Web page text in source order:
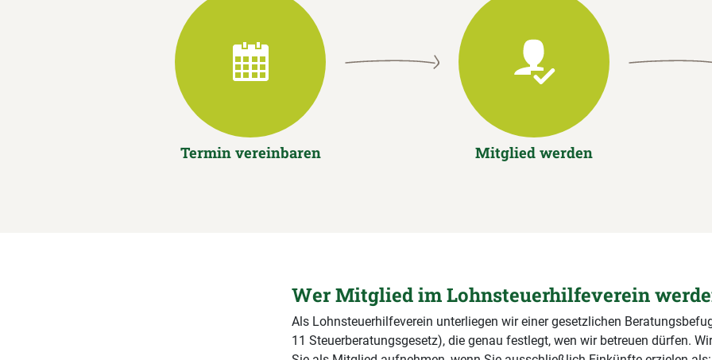
Termin vereinbaren Mitglied werden
Wer Mitglied im Lohnsteuerhilfeverein
Als Lohnsteuerhilfeverein unterliegen wir einer gesetzlichen
11 Steuerberatungsgesetz), die genau festlegt, wen wir betreuen dürfen.